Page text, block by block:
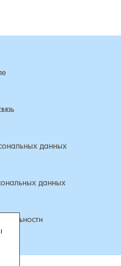
данных
данных